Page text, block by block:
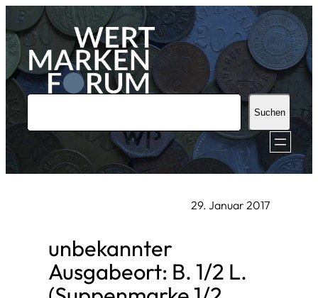
Zum
Inhalt
springen
u
h
Suchen
29. Januar 2017
unbekannter
Ausgabeort: B. 1/2 L.